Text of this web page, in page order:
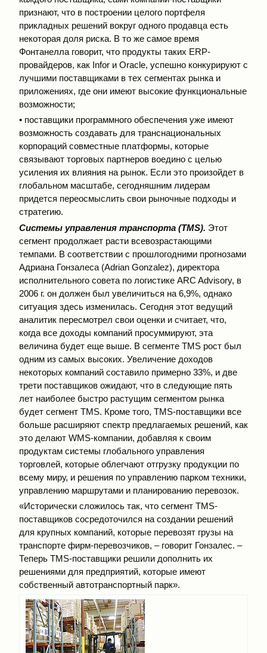
признают, что в построении целого портфеля
прикладных решений вокруг одного продавца есть
некоторая доля риска. В то же самое время
Фонтанелла говорит, что продукты таких ERP-
провайдеров, как Infor и Oracle, успешно конкурируют с
лучшими поставщиками в тех сегментах рынка и
приложениях, где они имеют высокие функциональные
возможности;
• поставщики программного обеспечения уже имеют
возможность создавать для транснациональных
корпораций совместные платформы, которые
связывают торговых партнеров воедино с целью
усиления их влияния на рынок. Если это произойдет в
глобальном масштабе, сегодняшним лидерам
придется переосмыслить свои рыночные подходы и
стратегию.
Системы управления транспорта (TMS). Этот
сегмент продолжает расти всевозрастающими
темпами. В соответствии с прошлогодними прогнозами
Адриана Гонзалеса (Adrian Gonzalez), директора
исполнительного совета по логистике ARC Advisory, в
2006 г. он должен был увеличиться на 6,9%, однако
ситуация здесь изменилась. Сегодня этот ведущий
аналитик пересмотрел свои оценки и считает, что,
когда все доходы компаний просуммируют, эта
величина будет еще выше. В сегменте TMS рост был
одним из самых высоких. Увеличение доходов
некоторых компаний составило примерно 33%, и две
трети поставщиков ожидают, что в следующие пять
лет наиболее быстро растущим сегментом рынка
будет сегмент TMS. Кроме того, TMS-поставщики все
больше расширяют спектр предлагаемых решений, как
это делают WMS-компании, добавляя к своим
продуктам системы глобального управления
торговлей, которые облегчают отгрузку продукции по
всему миру, и решения по управлению парком техники,
управлению маршрутами и планированию перевозок.
«Исторически сложилось так, что сегмент TMS-
поставщиков сосредоточился на создании решений
для крупных компаний, которые перевозят грузы на
транспорте фирм-перевозчиков, – говорит Гонзалес. –
Теперь TMS-поставщики решили дополнить их
решениями для предприятий, которые имеют
собственный автотранспортный парк».